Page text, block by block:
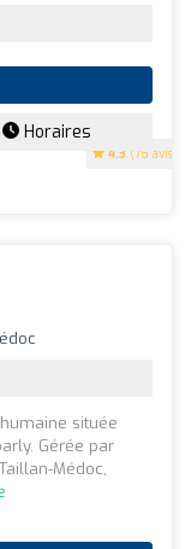
4.3 (76 avis)
Horaires
située
Gérée par
Médoc,